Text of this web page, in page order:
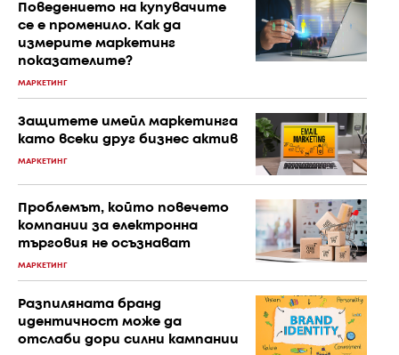
Поведението на купувачите
се е променило. Как да
измерите маркетинг
показателите?
МАРКЕТИНГ
Защитете имейл маркетинга
като всеки друг бизнес актив
МАРКЕТИНГ
Проблемът, който повечето
компании за електронна
търговия не осъзнават
МАРКЕТИНГ
Разпиляната бранд
идентичност може да
отслаби дори силни кампании